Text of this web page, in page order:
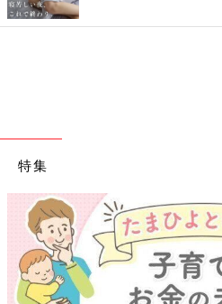
特集
【ワクチン接種できるものも】妊婦